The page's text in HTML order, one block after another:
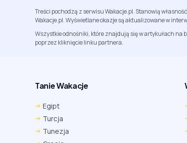
Treści pochodzą z serwisu Wakacje.pl. Stanowią
Wakacje.pl. Wyświetlane okazje są aktualizowane w
Wszystkie odnośniki, które znajdują się w artykułach
poprzez kliknięcie linku partnera.
Tanie Wakacje
Egipt
Turcja
Tunezja